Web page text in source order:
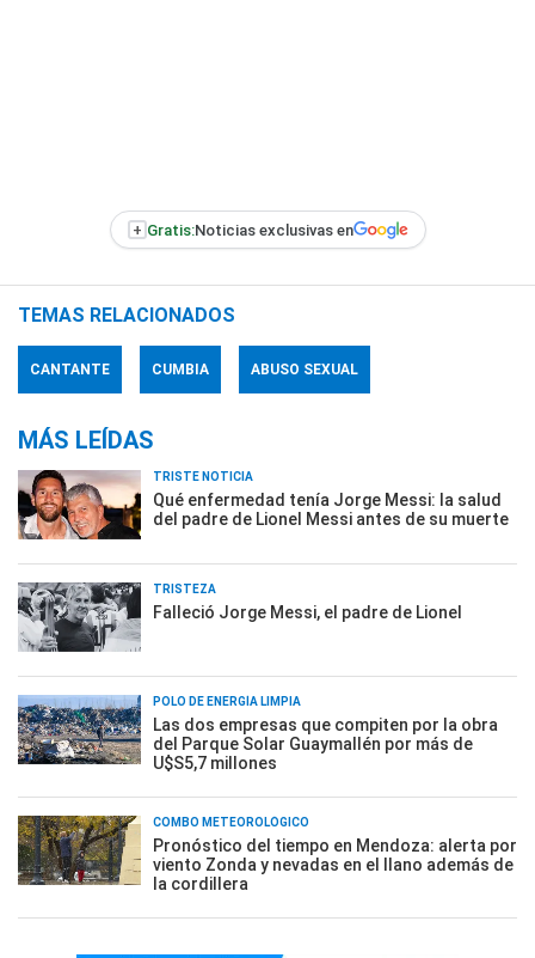
+ Gratis:Noticias exclusivas en
TEMAS RELACIONADOS
CANTANTE CUMBIA ABUSO SEXUAL
MÁS LEÍDAS
TRISTE NOTICIA
Qué enfermedad tenía Jorge Messi: la salud
del padre de Lionel Messi antes de su muerte
TRISTEZA
Falleció Jorge Messi, el padre de Lionel
POLO DE ENERGÍA LIMPIA
Las dos empresas que compiten por la obra
del Parque Solar Guaymallén por más de
U$S5,7 millones
COMBO METEOROLÓGICO
Pronóstico del tiempo en Mendoza: alerta por
viento Zonda y nevadas en el llano además de
la cordillera